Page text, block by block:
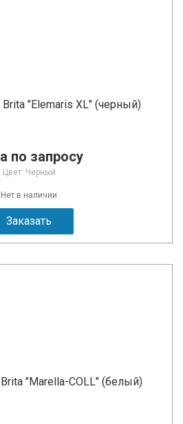
"Elemaris XL" (черный)
по запросу
Цвет: Черный
Нет в наличии
Заказать
"Marella-COLL" (белый)